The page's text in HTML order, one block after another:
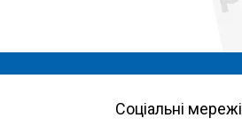
Соціальні мережі